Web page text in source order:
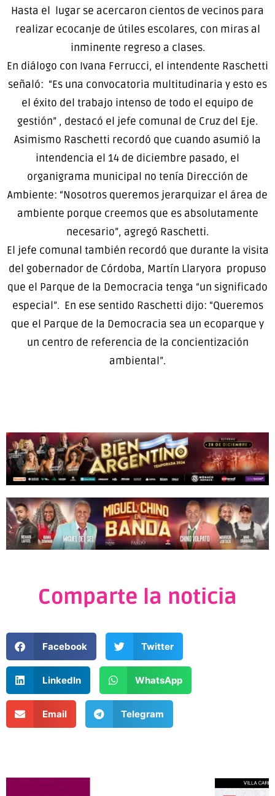
Hasta el lugar se acercaron cientos de vecinos para
realizar ecocanje de útiles escolares, con miras al
inminente regreso a clases.
En diálogo con Ivana Ferrucci, el intendente Raschetti
señaló: “Es una convocatoria multitudinaria y esto es
el éxito del trabajo intenso de todo el equipo de
gestión” , destacó el jefe comunal de Cruz del Eje.
Asimismo Raschetti recordó que cuando asumió la
intendencia el 14 de diciembre pasado, el
organigrama municipal no tenía Dirección de
Ambiente: “Nosotros queremos jerarquizar el área de
ambiente porque creemos que es absolutamente
necesario”, agregó Raschetti.
El jefe comunal también recordó que durante la visita
del gobernador de Córdoba, Martín Llaryora propuso
que el Parque de la Democracia tenga “un significado
especial”. En ese sentido Raschetti dijo: “Queremos
que el Parque de la Democracia sea un ecoparque y
un centro de referencia de la concientización
ambiental”.
Comparte la noticia
Facebook Twitter
LinkedIn WhatsApp
Email Telegram